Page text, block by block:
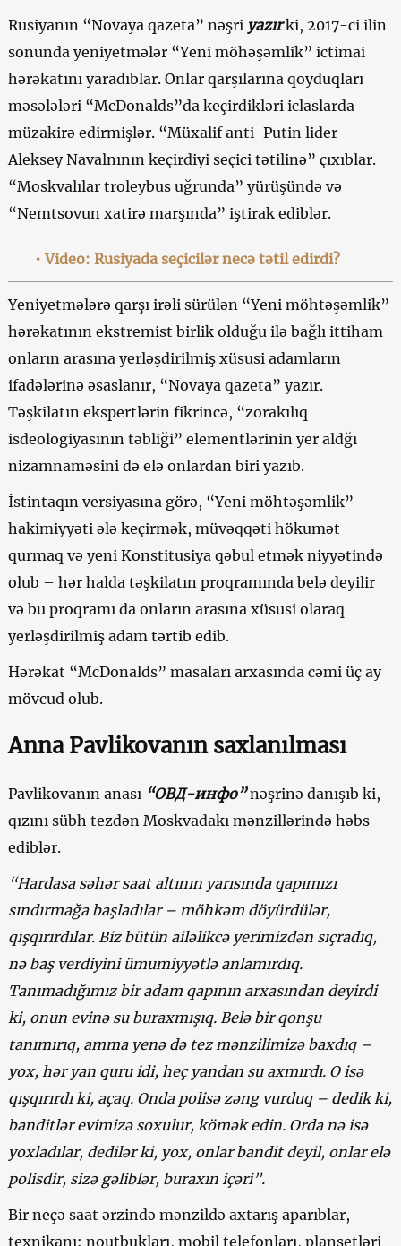
Rusiyanın “Novaya qazeta” nəşri yazırki, 2017-ci ilin
sonunda yeniyetmələr “Yeni möhəşəmlik” ictimai
hərəkatını yaradıblar. Onlar qarşılarına qoyduqları
məsələləri “McDonalds”da keçirdikləri iclaslarda
müzakirə edirmişlər. “Müxalif anti-Putin lider
Aleksey Navalnının keçirdiyi seçici tətilinə” çıxıblar.
“Moskvalılar troleybus uğrunda” yürüşündə və
“Nemtsovun xatirə marşında” iştirak ediblər.
• Video: Rusiyada seçicilər necə tətil edirdi?
Yeniyetmələrə qarşı irəli sürülən “Yeni möhtəşəmlik”
hərəkatının ekstremist birlik olduğu ilə bağlı ittiham
onların arasına yerləşdirilmiş xüsusi adamların
ifadələrinə əsaslanır, “Novaya qazeta” yazır.
Təşkilatın ekspertlərin fikrincə, “zorakılıq
isdeologiyasının təbliği” elementlərinin yer aldğı
nizamnaməsini də elə onlardan biri yazıb.
İstintaqın versiyasına görə, “Yeni möhtəşəmlik”
hakimiyyəti ələ keçirmək, müvəqqəti hökumət
qurmaq və yeni Konstitusiya qəbul etmək niyyətində
olub – hər halda təşkilatın proqramında belə deyilir
və bu proqramı da onların arasına xüsusi olaraq
yerləşdirilmiş adam tərtib edib.
Hərəkat “McDonalds” masaları arxasında cəmi üç ay
mövcud olub.
Anna Pavlikovanın saxlanılması
Pavlikovanın anası “ОВД-инфо” nəşrinə danışıb ki,
qızını sübh tezdən Moskvadakı mənzillərində həbs
ediblər.
“Hardasa səhər saat altının yarısında qapımızı
sındırmağa başladılar – möhkəm döyürdülər,
qışqırırdılar. Biz bütün ailəlikcə yerimizdən sıçradıq,
nə baş verdiyini ümumiyyətlə anlamırdıq.
Tanımadığımız bir adam qapının arxasından deyirdi
ki, onun evinə su buraxmışıq. Belə bir qonşu
tanımırıq, amma yenə də tez mənzilimizə baxdıq –
yox, hər yan quru idi, heç yandan su axmırdı. O isə
qışqırırdı ki, açaq. Onda polisə zəng vurduq – dedik ki,
banditlər evimizə soxulur, kömək edin. Orda nə isə
yoxladılar, dedilər ki, yox, onlar bandit deyil, onlar elə
polisdir, sizə gəliblər, buraxın içəri”.
Bir neçə saat ərzində mənzildə axtarış aparıblar,
texnikanı: noutbukları, mobil telefonları, planşetləri